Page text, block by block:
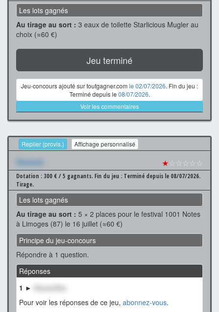
Les lots gagnés
Au tirage au sort : 3 eaux de toilette Starlicious Mugler au
choix (≈60 €)
Jeu terminé
Jeu-concours ajouté sur toutgagner.com le 02/07/2026. Fin du jeu :
Terminé depuis le 08/07/2026.
Voir les commentaires
Replier (provis.) Affichage personnalisé
Xxxxxxx ★☆☆☆☆☆
Dotation : 300 € / 5 gagnants. Fin du jeu : Terminé depuis le 08/07/2026.
Tirage.
Les lots gagnés
Au tirage au sort : 5 × 2 places pour le festival 1001 Notes
à Limoges (87) le 16 juillet (≈60 €)
Principe du jeu-concours
Répondre à 1 question.
Réponses
1 ►
XxxxxxXxx
Pour voir les réponses de ce jeu, abonnez-vous.